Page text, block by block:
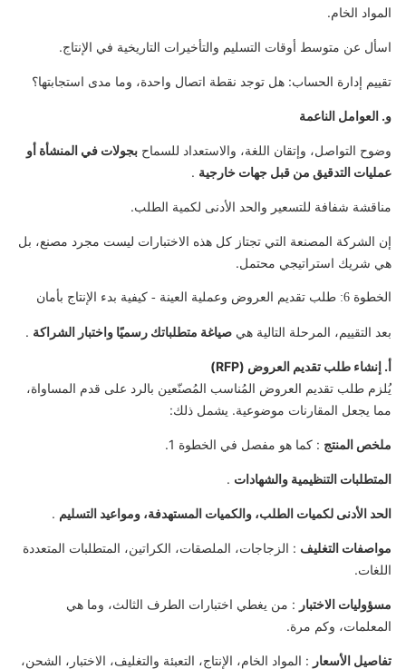
المواد الخام.
اسأل عن متوسط أوقات التسليم والتأخيرات التاريخية في الإنتاج.
تقييم إدارة الحساب: هل توجد نقطة اتصال واحدة، وما مدى استجابتها؟
و. العوامل الناعمة
وضوح التواصل، وإتقان اللغة، والاستعداد للسماح بجولات في المنشأة أو
عمليات التدقيق من قبل جهات خارجية .
مناقشة شفافة للتسعير والحد الأدنى لكمية الطلب.
إن الشركة المصنعة التي تجتاز كل هذه الاختبارات ليست مجرد مصنع، بل
هي شريك استراتيجي محتمل.
الخطوة 6: طلب تقديم العروض وعملية العينة - كيفية بدء الإنتاج بأمان
بعد التقييم، المرحلة التالية هي صياغة متطلباتك رسميًا واختبار الشراكة .
أ. إنشاء طلب تقديم العروض (RFP)
يُلزم طلب تقديم العروض المُناسب المُصنّعين بالرد على قدم المساواة،
مما يجعل المقارنات موضوعية. يشمل ذلك:
ملخص المنتج : كما هو مفصل في الخطوة 1.
المتطلبات التنظيمية والشهادات .
الحد الأدنى لكميات الطلب، والكميات المستهدفة، ومواعيد التسليم .
مواصفات التغليف : الزجاجات، الملصقات، الكراتين، المتطلبات المتعددة
اللغات.
مسؤوليات الاختبار : من يغطي اختبارات الطرف الثالث، وما هي
المعلمات، وكم مرة.
تفاصيل الأسعار : المواد الخام، الإنتاج، التعبئة والتغليف، الاختبار، الشحن،